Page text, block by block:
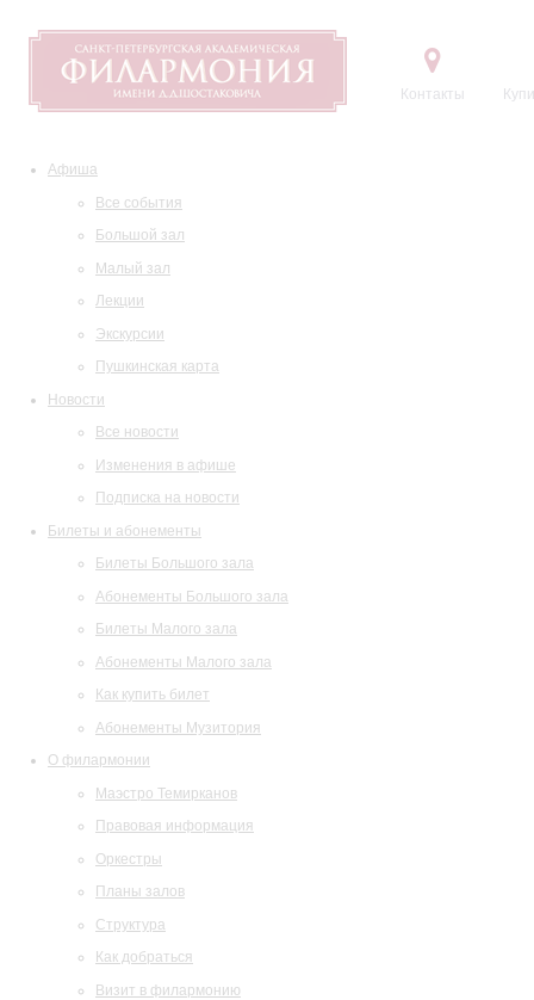
Контакты
Афиша
Все события
Большой зал
Малый зал
Лекции
Экскурсии
Пушкинская карта
Новости
Все новости
Изменения в афише
Подписка на новости
Билеты и абонементы
Билеты Большого зала
Абонементы Большого зала
Билеты Малого зала
Абонементы Малого зала
Как купить билет
Абонементы Музитория
О филармонии
Маэстро Темирканов
Правовая информация
Оркестры
Планы залов
Структура
Как добраться
Визит в филармонию